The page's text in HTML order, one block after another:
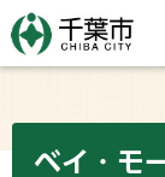
ベイ・モ